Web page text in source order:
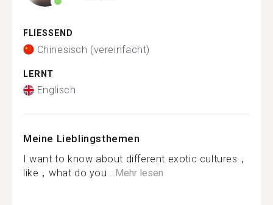
FLIESSEND
Chinesisch (vereinfacht)
LERNT
Englisch
Meine Lieblingsthemen
I want to know about different exotic cultures，
like，what do you...Mehr lesen